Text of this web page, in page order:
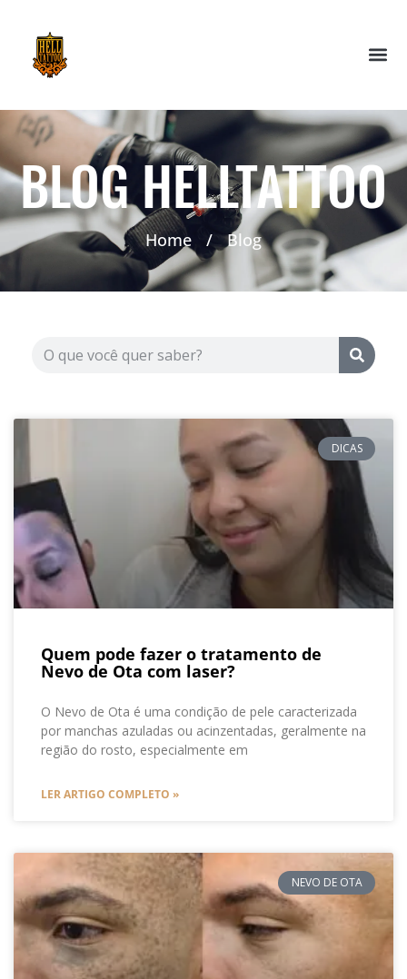
BLOG HELLTATTOO
Home / Blog
DICAS
Quem pode fazer o tratamento de
Nevo de Ota com laser?
O Nevo de Ota é uma condição de pele caracterizada
por manchas azuladas ou acinzentadas, geralmente na
região do rosto, especialmente em
LER ARTIGO COMPLETO »
NEVO DE OTA